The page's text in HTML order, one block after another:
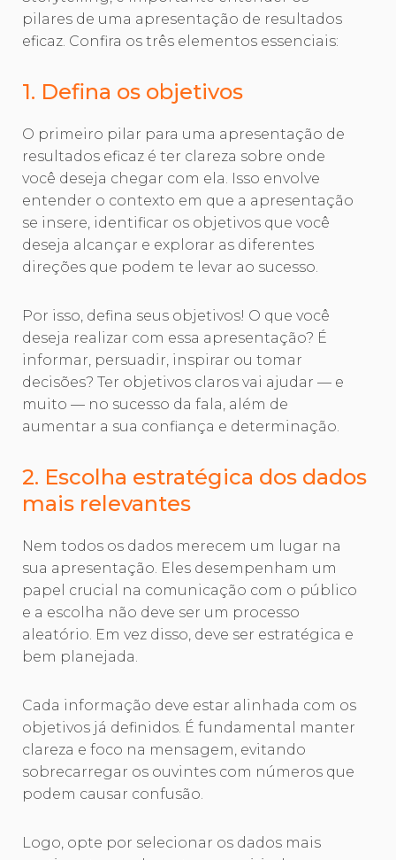
pilares de uma apresentação de resultados
eficaz. Confira os três elementos essenciais:
1. Defina os objetivos
O primeiro pilar para uma apresentação de
resultados eficaz é ter clareza sobre onde
você deseja chegar com ela. Isso envolve
entender o contexto em que a apresentação
se insere, identificar os objetivos que você
deseja alcançar e explorar as diferentes
direções que podem te levar ao sucesso.
Por isso, defina seus objetivos! O que você
deseja realizar com essa apresentação? É
informar, persuadir, inspirar ou tomar
decisões? Ter objetivos claros vai ajudar — e
muito — no sucesso da fala, além de
aumentar a sua confiança e determinação.
2. Escolha estratégica dos dados
mais relevantes
Nem todos os dados merecem um lugar na
sua apresentação. Eles desempenham um
papel crucial na comunicação com o público
e a escolha não deve ser um processo
aleatório. Em vez disso, deve ser estratégica e
bem planejada.
Cada informação deve estar alinhada com os
objetivos já definidos. É fundamental manter
clareza e foco na mensagem, evitando
sobrecarregar os ouvintes com números que
podem causar confusão.
Logo, opte por selecionar os dados mais